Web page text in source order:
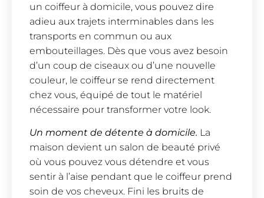
un coiffeur à domicile, vous pouvez dire
adieu aux trajets interminables dans les
transports en commun ou aux
embouteillages. Dès que vous avez besoin
d’un coup de ciseaux ou d’une nouvelle
couleur, le coiffeur se rend directement
chez vous, équipé de tout le matériel
nécessaire pour transformer votre look.
Un moment de détente à domicile. La
maison devient un salon de beauté privé
où vous pouvez vous détendre et vous
sentir à l’aise pendant que le coiffeur prend
soin de vos cheveux. Fini les bruits de